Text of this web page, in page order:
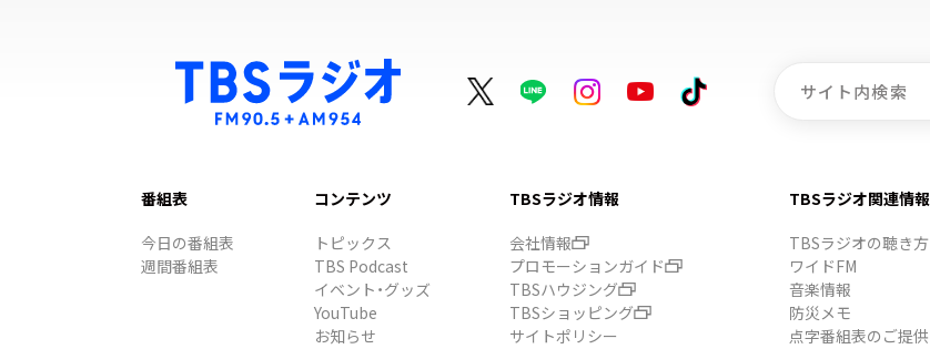
番組表
今日の番組表
週間番組表
コンテンツ
トピックス
TBS Podcast
イベント・グッズ
YouTube
お知らせ
TBSラジオ情報
会社情報
プロモーションガイド
TBSハウジング
TBSショッピング
サイトポリシー
TBSラジオ関連情報
TBSラジオの聴き方
ワイドFM
音楽情報
防災メモ
点字番組表のご提供